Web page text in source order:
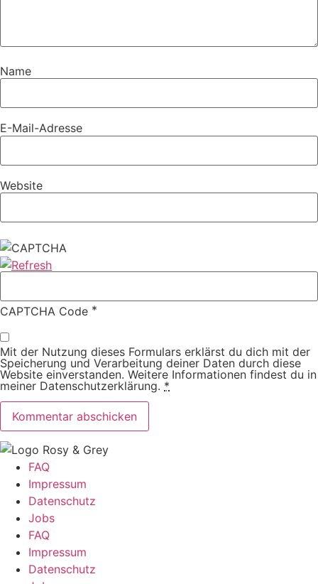
Name
E-Mail-Adresse
Website
CAPTCHA Code *
Mit der Nutzung dieses Formulars erklärst du dich mit der
Speicherung und Verarbeitung deiner Daten durch diese
Website einverstanden. Weitere Informationen findest du in
meiner Datenschutzerklärung. *
FAQ
Impressum
Datenschutz
Jobs
FAQ
Impressum
Datenschutz